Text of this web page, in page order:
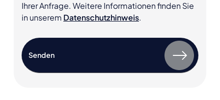
Ihrer Anfrage. Weitere Informationen finden Sie
in unserem Datenschutzhinweis.